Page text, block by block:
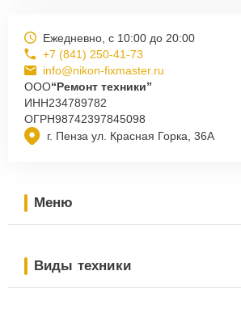
г. Пенза ул. Красная Горка, 36А
Ежедневно, с 10:00 до 20:00
+7 (841) 250-41-73
info@nikon-fixmaster.ru
ООО“Ремонт техники”
ИНН234789782
ОГРН98742397845098
Меню
Виды техники